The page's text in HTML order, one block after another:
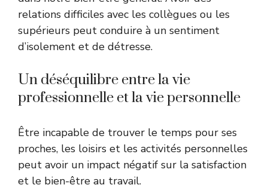
relations difficiles avec les collègues ou les
supérieurs peut conduire à un sentiment
d’isolement et de détresse.
Un déséquilibre entre la vie
professionnelle et la vie personnelle
Être incapable de trouver le temps pour ses
proches, les loisirs et les activités personnelles
peut avoir un impact négatif sur la satisfaction
et le bien-être au travail.